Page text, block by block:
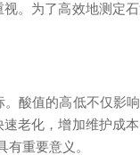
。为了高效地测定
酸值的高低不仅影
老化，增加维护成
重要意义。